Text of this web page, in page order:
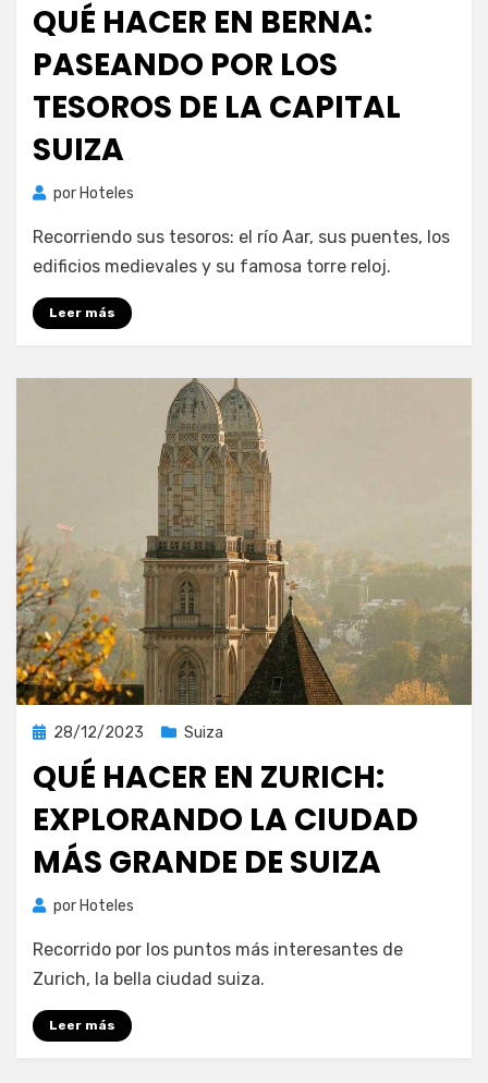
QUÉ HACER EN BERNA:
PASEANDO POR LOS
TESOROS DE LA CAPITAL
SUIZA
por Hoteles
Recorriendo sus tesoros: el río Aar, sus puentes, los
edificios medievales y su famosa torre reloj.
Leer más
Publicada
28/12/2023 Suiza
QUÉ HACER EN ZURICH:
EXPLORANDO LA CIUDAD
MÁS GRANDE DE SUIZA
por Hoteles
Recorrido por los puntos más interesantes de
Zurich, la bella ciudad suiza.
Leer más